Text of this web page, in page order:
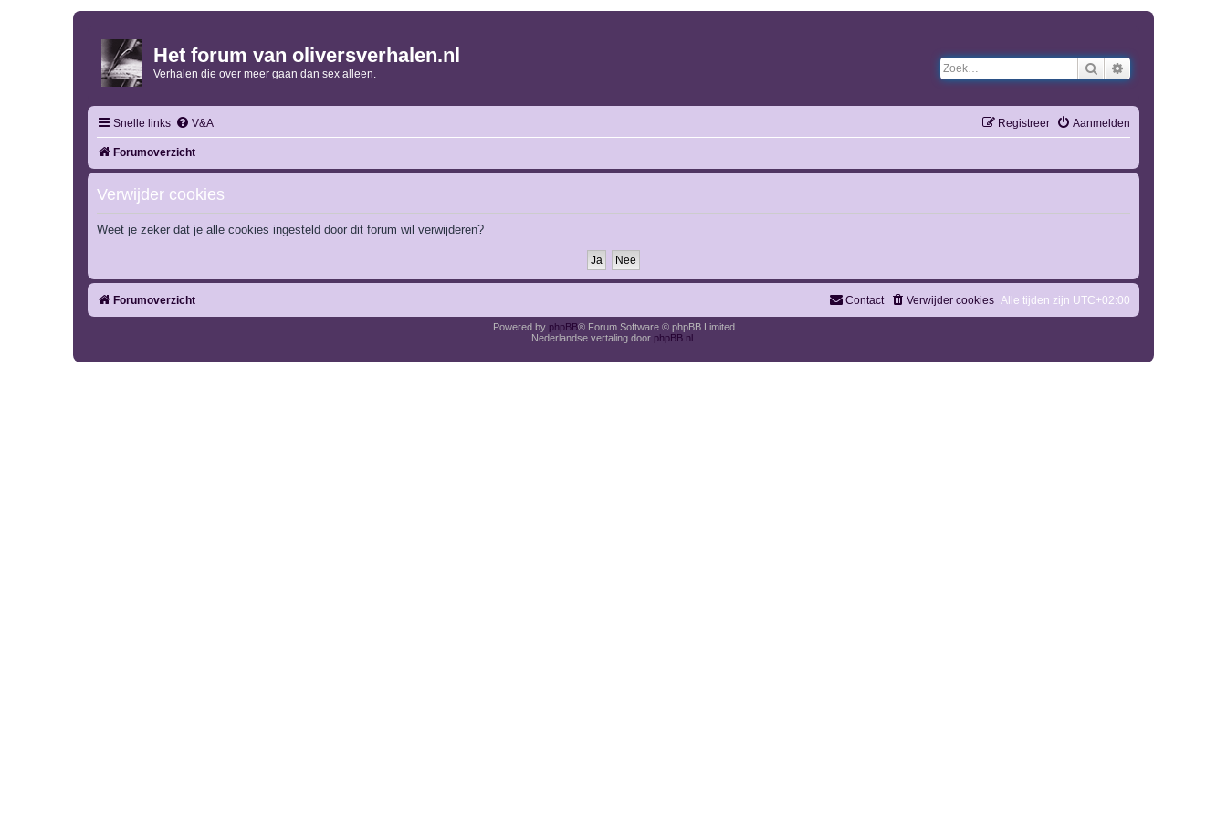
Het forum van oliversverhalen.nl
Verhalen die over meer gaan dan sex alleen. Zoek
Snelle links V&A Aanmelden
Registreer
Forumoverzicht
Verwijder cookies
Weet je zeker dat je alle cookies ingesteld door dit forum wil verwijderen?
Forumoverzicht Alle tijden zijn UTC+02:00
Verwijder cookies
Contact
Powered by phpBB® Forum Software © phpBB Limited
Nederlandse vertaling door phpBB.nl